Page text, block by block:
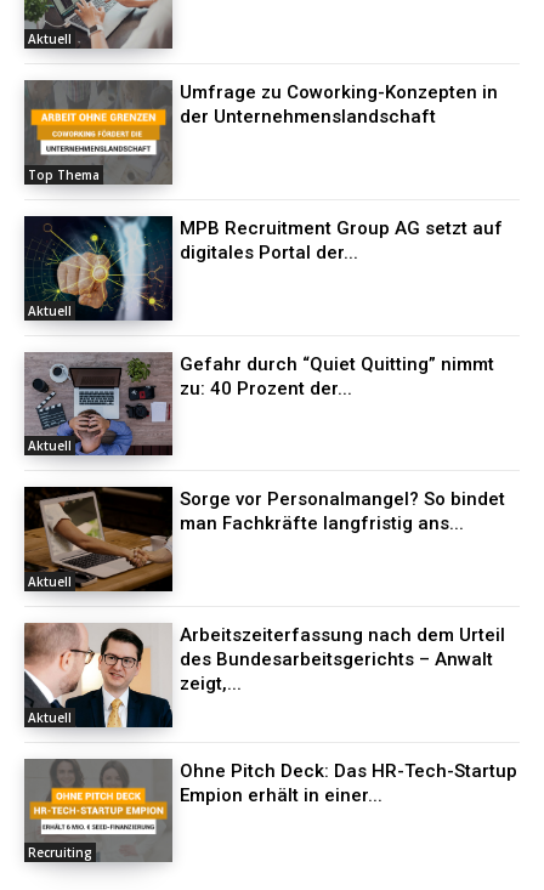
Aktuell
Top Thema
Umfrage zu Coworking-Konzepten in
der Unternehmenslandschaft
Aktuell
MPB Recruitment Group AG setzt auf
digitales Portal der...
Aktuell
Gefahr durch “Quiet Quitting” nimmt
zu: 40 Prozent der...
Aktuell
Sorge vor Personalmangel? So bindet
man Fachkräfte langfristig ans...
Aktuell
Arbeitszeiterfassung nach dem Urteil
des Bundesarbeitsgerichts – Anwalt
zeigt,...
Recruiting
Ohne Pitch Deck: Das HR-Tech-Startup
Empion erhält in einer...